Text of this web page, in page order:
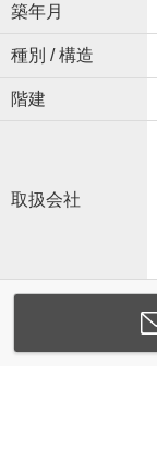
築年月
種別 / 構造
階建
取扱会社